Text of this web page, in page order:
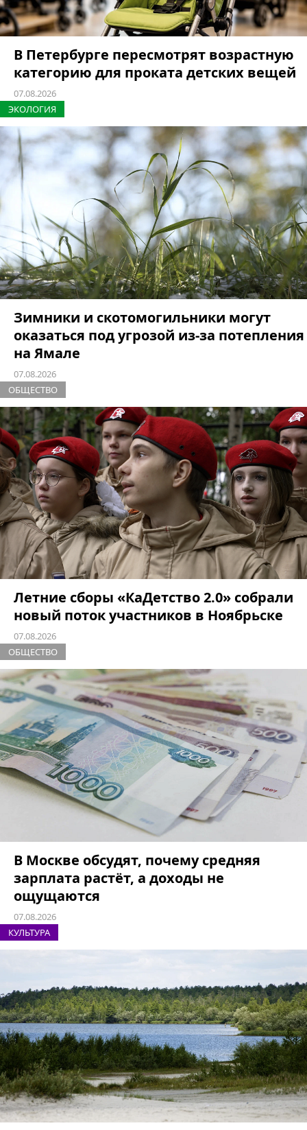
В Петербурге пересмотрят возрастную
категорию для проката детских вещей
07.08.2026
ЭКОЛОГИЯ
Зимники и скотомогильники могут
оказаться под угрозой из-за потепления
на Ямале
07.08.2026
ОБЩЕСТВО
Летние сборы «КаДетство 2.0» собрали
новый поток участников в Ноябрьске
07.08.2026
ОБЩЕСТВО
В Москве обсудят, почему средняя
зарплата растёт, а доходы не
ощущаются
07.08.2026
КУЛЬТУРА